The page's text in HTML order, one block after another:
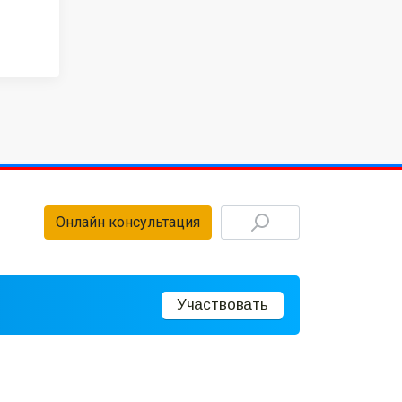
Онлайн консультация
Участвовать